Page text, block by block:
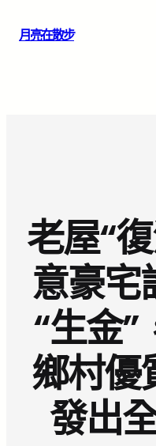
月亮在散步
老屋“
意豪宅
“生金
鄉村優
發出